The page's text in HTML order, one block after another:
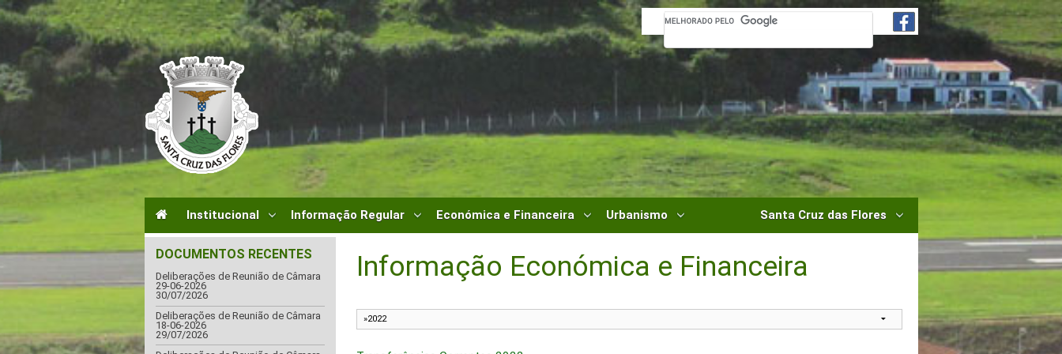
Institucional Informação Regular Económica e Financeira Urbanismo Santa Cruz das Flores
DOCUMENTOS RECENTES
Deliberações de Reunião de Câmara
29-06-2026
30/07/2026
Deliberações de Reunião de Câmara
18-06-2026
29/07/2026
Informação Económica e Financeira